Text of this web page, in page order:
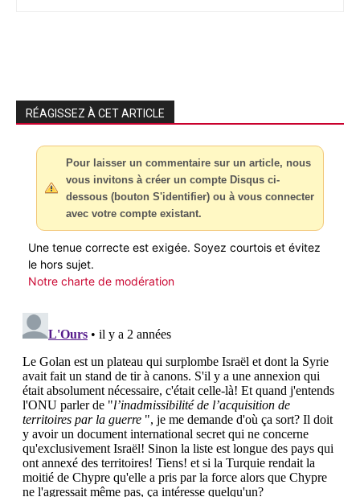
RÉAGISSEZ À CET ARTICLE
Pour laisser un commentaire sur un article, nous
vous invitons à créer un compte Disqus ci-
dessous (bouton S'identifier) ou à vous connecter
avec votre compte existant.
Une tenue correcte est exigée. Soyez courtois et évitez
le hors sujet.
Notre charte de modération